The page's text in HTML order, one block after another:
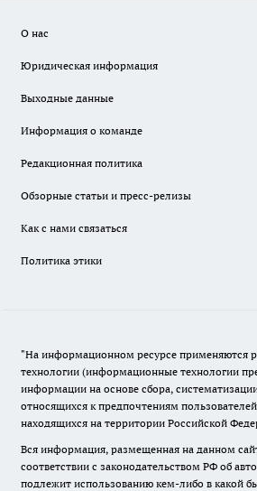
О нас
Юридическая информация
Выходные данные
Информация о команде
Редакционная политика
Обзорные статьи и пресс-релизы
Как с нами связаться
Политика этики
"На информационном ресурсе применяются
технологии (информационные технологии
информации на основе сбора,
относящихся к предпочтениям
находящихся на территории Российской
Вся информация, размещенная на данном
соответствии с законодательством РФ об
подлежит использованию кем-либо в какой